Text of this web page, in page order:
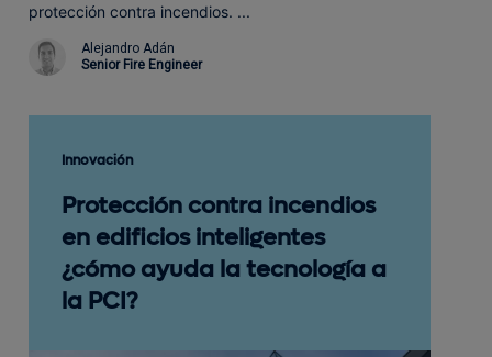
protección contra incendios. ...
Alejandro Adán
Senior Fire Engineer
Innovación
Protección contra incendios
en edificios inteligentes
¿cómo ayuda la tecnología a
la PCI?